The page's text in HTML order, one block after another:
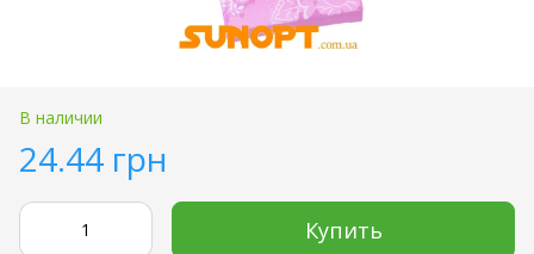
В наличии
24.44 грн
Купить